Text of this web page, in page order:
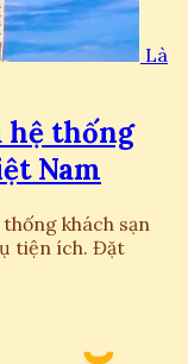
Là
hệ thống
Nam
khách sạn
tiện ích. Đặt